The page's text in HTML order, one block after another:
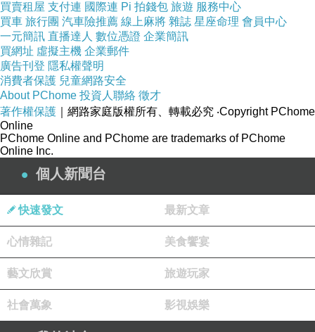
買賣租屋 支付連 國際連 Pi 拍錢包 旅遊 服務中心
買車 旅行團 汽車險推薦 線上麻將 雜誌 星座命理 會員中心
一元簡訊 直播達人 數位憑證 企業簡訊
買網址 虛擬主機 企業郵件
廣告刊登 隱私權聲明
消費者保護 兒童網路安全
About PChome 投資人聯絡 徵才
著作權保護 ｜網路家庭版權所有、轉載必究 ‧Copyright PChome
Online
PChome Online and PChome are trademarks of PChome
Online Inc.
個人新聞台
快速發文 最新文章
心情雜記 美食饗宴
藝文欣賞 旅遊玩家
社會萬象 影視娛樂